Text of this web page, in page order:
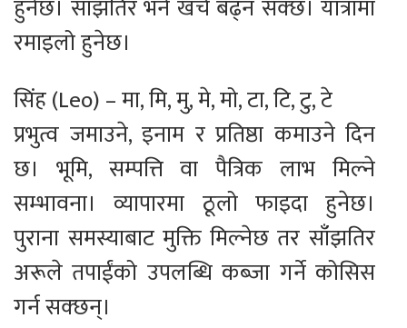
हुनेछ। साँझतिर भने खर्च बढ्न सक्छ। यात्रामा
रमाइलो हुनेछ।
सिंह (Leo) – मा, मि, मु, मे, मो, टा, टि, टु, टे
प्रभुत्व जमाउने, इनाम र प्रतिष्ठा कमाउने दिन
छ। भूमि, सम्पत्ति वा पैत्रिक लाभ मिल्ने
सम्भावना। व्यापारमा ठूलो फाइदा हुनेछ।
पुराना समस्याबाट मुक्ति मिल्नेछ तर साँझतिर
अरूले तपाईंको उपलब्धि कब्जा गर्ने कोसिस
गर्न सक्छन्।